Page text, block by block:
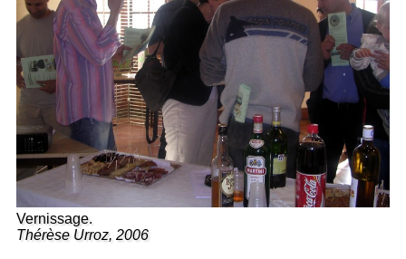
Vernissage.
Thérèse Urroz, 2006